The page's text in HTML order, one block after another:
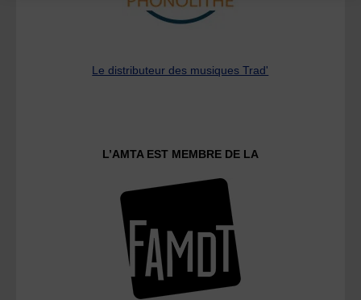
Le distributeur des musiques Trad'
L’AMTA EST MEMBRE DE LA